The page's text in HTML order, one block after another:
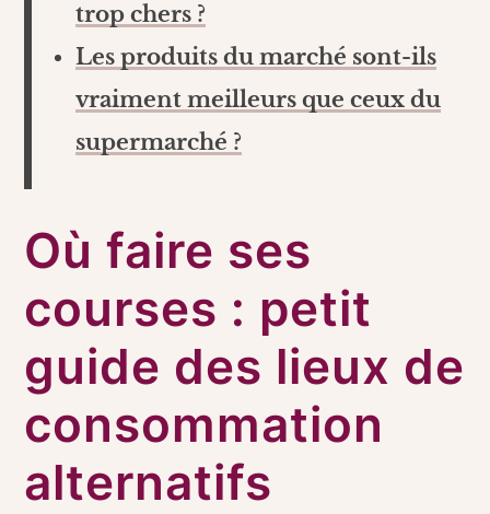
trop chers ?
Les produits du marché sont-ils
vraiment meilleurs que ceux du
supermarché ?
Où faire ses
courses : petit
guide des lieux de
consommation
alternatifs